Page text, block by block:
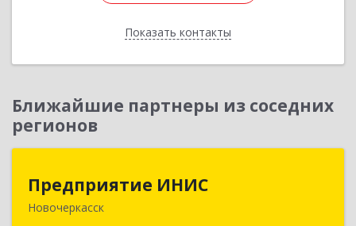
Показать контакты
Назад
Ближайшие партнеры из соседних
регионов
Предприятие ИНИС
Новочеркасск346430, Ростовская обл, Новочеркасск г,